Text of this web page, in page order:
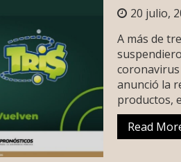
20 julio,
A más de
anunció la
productos,
Read